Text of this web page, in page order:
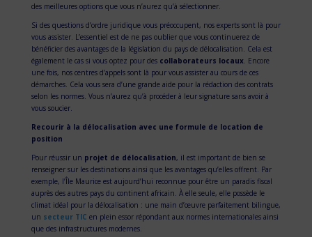
des meilleures options que vous n’aurez qu’à sélectionner.
Si des questions d’ordre juridique vous préoccupent, nos experts sont là pour
vous assister. L’essentiel est de ne pas oublier que vous continuerez de
bénéficier des avantages de la législation du pays de délocalisation. Cela est
également le cas si vous optez pour des collaborateurs locaux. Encore
une fois, nos centres d’appels sont là pour vous assister au cours de ces
démarches. Cela vous sera d’une grande aide pour la rédaction des contrats
selon les normes. Vous n’aurez qu’à procéder à leur signature sans avoir à
vous soucier.
Recourir à la délocalisation avec une formule de location de
position
Pour réussir un projet de délocalisation, il est important de bien se
renseigner sur les destinations ainsi que les avantages qu’elles offrent. Par
exemple, l’Île Maurice est aujourd’hui reconnue pour être un paradis fiscal
auprès des autres pays du continent africain. À elle seule, elle possède le
climat idéal pour la délocalisation : une main d’œuvre parfaitement bilingue,
un secteur TIC en plein essor répondant aux normes internationales ainsi
que des infrastructures modernes.